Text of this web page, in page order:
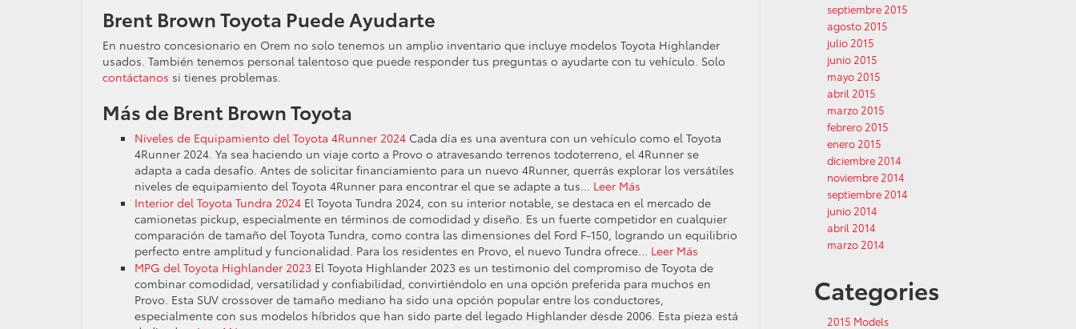
Brent Brown Toyota Puede Ayudarte
En nuestro concesionario en Orem no solo tenemos un amplio inventario que incluye modelos Toyota Highlander
usados. También tenemos personal talentoso que puede responder tus preguntas o ayudarte con tu vehículo. Solo
contáctanos si tienes problemas.
Más de Brent Brown Toyota
Niveles de Equipamiento del Toyota 4Runner 2024 Cada día es una aventura con un vehículo como el Toyota
4Runner 2024. Ya sea haciendo un viaje corto a Provo o atravesando terrenos todoterreno, el 4Runner se
adapta a cada desafío. Antes de solicitar financiamiento para un nuevo 4Runner, querrás explorar los versátiles
niveles de equipamiento del Toyota 4Runner para encontrar el que se adapte a tus… Leer Más
Interior del Toyota Tundra 2024 El Toyota Tundra 2024, con su interior notable, se destaca en el mercado de
camionetas pickup, especialmente en términos de comodidad y diseño. Es un fuerte competidor en cualquier
comparación de tamaño del Toyota Tundra, como contra las dimensiones del Ford F-150, logrando un equilibrio
perfecto entre amplitud y funcionalidad. Para los residentes en Provo, el nuevo Tundra ofrece… Leer Más
MPG del Toyota Highlander 2023 El Toyota Highlander 2023 es un testimonio del compromiso de Toyota de
combinar comodidad, versatilidad y confiabilidad, convirtiéndolo en una opción preferida para muchos en
Provo. Esta SUV crossover de tamaño mediano ha sido una opción popular entre los conductores,
especialmente con sus modelos híbridos que han sido parte del legado Highlander desde 2006. Esta pieza está
septiembre 2015
agosto 2015
julio 2015
junio 2015
mayo 2015
abril 2015
marzo 2015
febrero 2015
enero 2015
diciembre 2014
noviembre 2014
septiembre 2014
junio 2014
abril 2014
marzo 2014
Categories
2015 Models